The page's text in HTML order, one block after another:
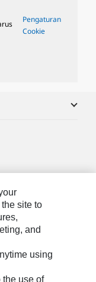
Pengaturan
Cookie
site to
and
using
the use of